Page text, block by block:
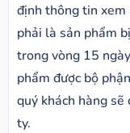
định thông tin xem
phải là sản phẩm
trong vòng 15
phẩm được bộ
quý khách hàng
ty.